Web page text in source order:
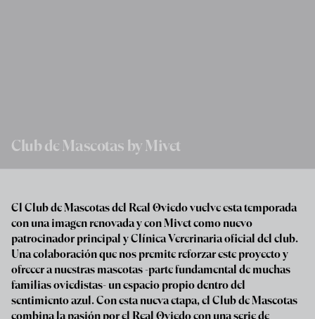
Club de Mascotas by Mivet
El Club de Mascotas del Real Oviedo vuelve esta temporada
con una imagen renovada y con Mivet como nuevo
patrocinador principal y Clínica Vererinaria oficial del club.
Una colaboración que nos premite reforzar este proyecto y
ofrecer a nuestras mascotas -parte fundamental de muchas
familias oviedistas- un espacio propio dentro del
sentimiento azul. Con esta nueva etapa, el Club de Mascotas
combina la pasión por el Real Oviedo con una serie de